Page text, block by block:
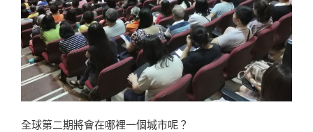
全球第二期將會在哪裡一個城市呢？